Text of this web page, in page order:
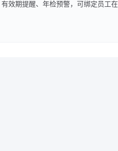
效期提醒、年检预警，可绑定员工